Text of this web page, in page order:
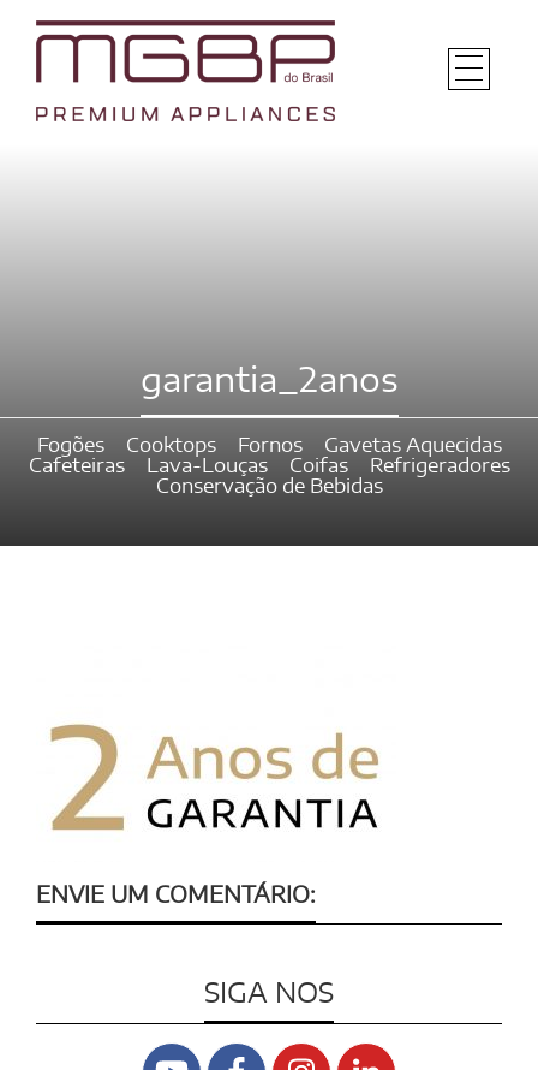
garantia_2anos
Fogões Cooktops Fornos
Gavetas Aquecidas
Cafeteiras
Lava-Louças Coifas
Refrigeradores
Conservação de Bebidas
ENVIE UM COMENTÁRIO:
SIGA NOS